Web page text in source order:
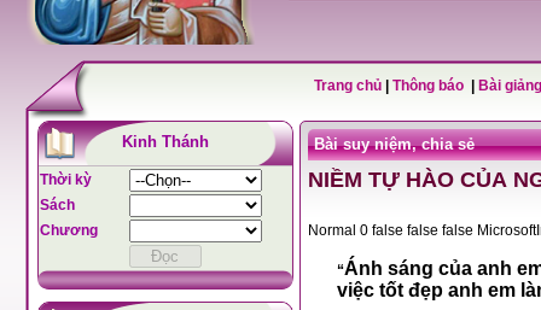
Trang chủ Thông báo Bài
Kinh Thánh
Thời kỳ
Sách
Chương
Bài suy niệm, chia sẻ
NIỀM TỰ HÀO CỦA
Normal 0 false
“Ánh sáng của anh
việc tốt đẹp anh em